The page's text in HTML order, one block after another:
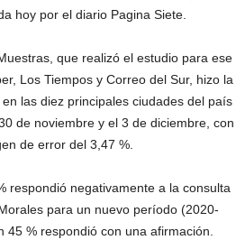
hoy por el diario Pagina Siete.
que realizó el estudio para ese
Los Tiempos y Correo del Sur, hizo la
las diez principales ciudades del país
de noviembre y el 3 de diciembre, con
de error del 3,47 %.
respondió negativamente a la consulta
para un nuevo período (2020-
45 % respondió con una afirmación.